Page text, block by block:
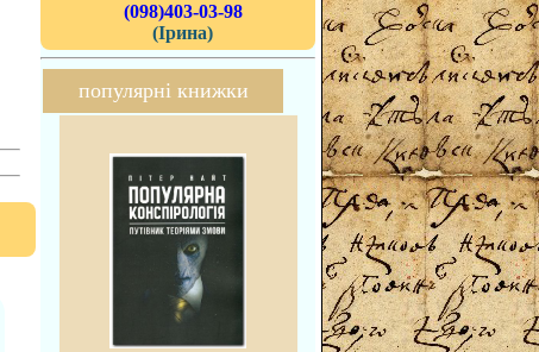
(098)403-03-98
(Ірина)
популярні книжки